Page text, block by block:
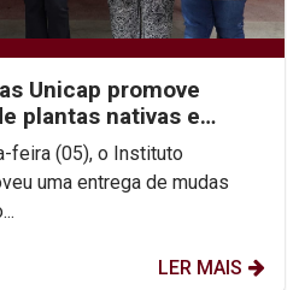
Unicap promove
plantas nativas e
da...
feira (05), o Instituto
uma entrega de mudas
LER MAIS